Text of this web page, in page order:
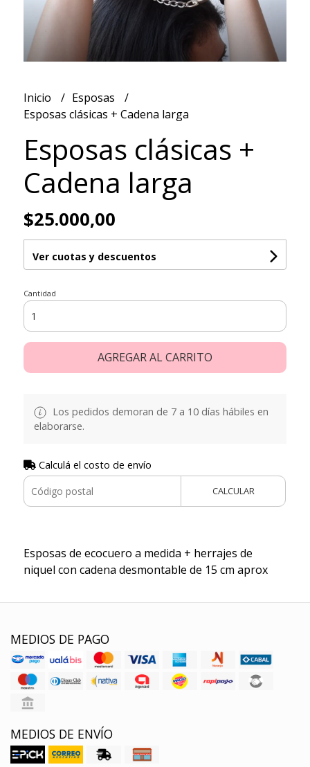
Inicio
Esposas
Esposas clásicas + Cadena larga
Esposas clásicas +
Cadena larga
$25.000,00
Ver cuotas y descuentos
Cantidad
AGREGAR AL CARRITO
Los pedidos demoran de 7 a 10 días hábiles en
elaborarse.
Calculá el costo de envío
CALCULAR
Esposas de ecocuero a medida + herrajes de
niquel con cadena desmontable de 15 cm aprox
MEDIOS DE PAGO
MEDIOS DE ENVÍO